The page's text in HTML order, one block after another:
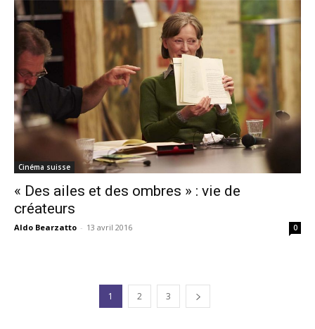
Cinéma suisse
« Des ailes et des ombres » : vie de
créateurs
Aldo Bearzatto - 13 avril 2016 0
1 2 3